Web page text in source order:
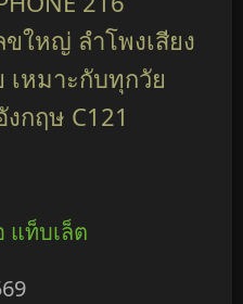
ใหญ่ ลำโพงเสียง
เหมาะกับทุกวัย
กฤษ C121
แท็บเล็ต